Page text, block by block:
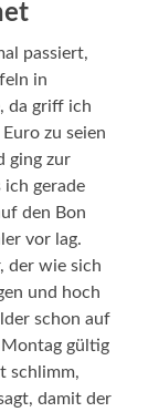
passiert,
in
da griff ich
zu seien
ging zur
ich gerade
den Bon
vor lag.
der wie sich
und hoch
schon auf
gültig
schlimm,
damit der